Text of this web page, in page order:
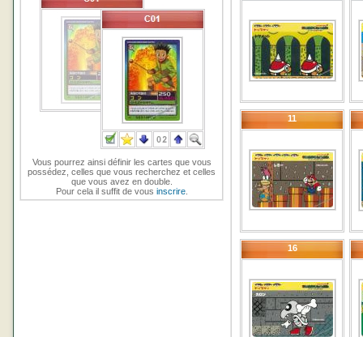
Vous pourrez ainsi définir les cartes que vous
possédez, celles que vous recherchez et celles
que vous avez en double.
Pour cela il suffit de vous inscrire.
11
16